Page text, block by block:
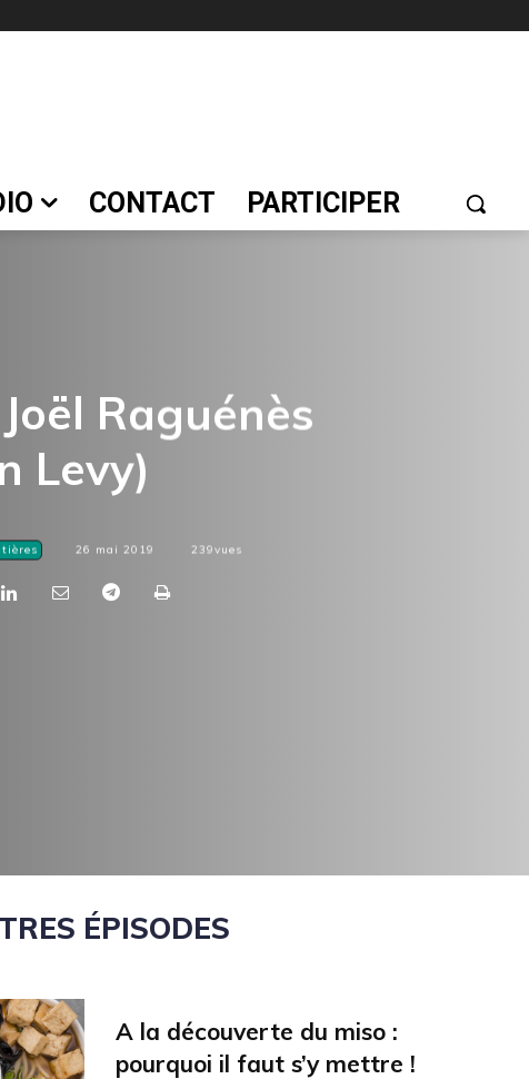
CONTACT PARTICIPER
Raguénès
Levy)
26 mai 2019 239vues
ÉPISODES
A la découverte du miso :
pourquoi il faut s’y mettre !